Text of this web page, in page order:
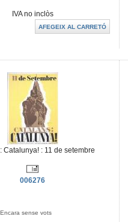
IVA no inclòs
Catalunya! : 11 de setembre
006276
Encara sense vots